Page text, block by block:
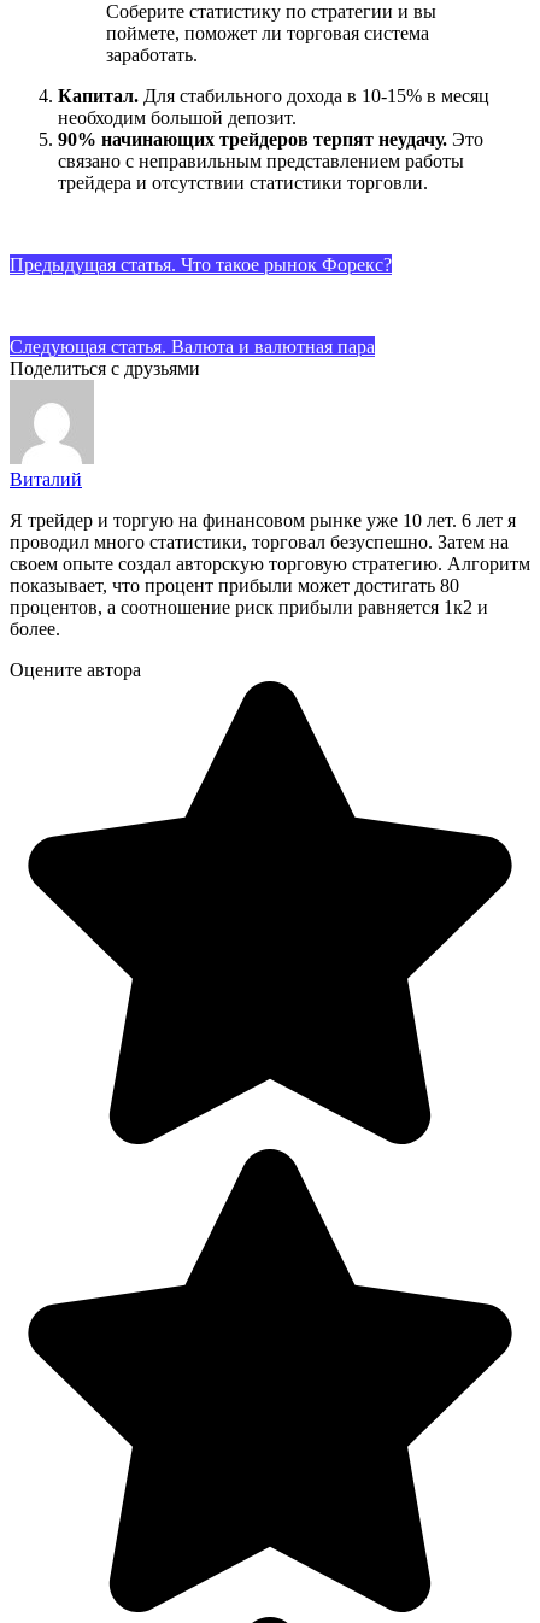
Соберите статистику по стратегии и вы
поймете, поможет ли торговая система
заработать.
Капитал. Для стабильного дохода в 10-15% в месяц
необходим большой депозит.
90% начинающих трейдеров терпят неудачу. Это
связано с неправильным представлением работы
трейдера и отсутствии статистики торговли.
Предыдущая статья. Что такое рынок Форекс?
Следующая статья. Валюта и валютная пара
Поделиться с друзьями
Виталий
Я трейдер и торгую на финансовом рынке уже 10 лет. 6 лет я
проводил много статистики, торговал безуспешно. Затем на
своем опыте создал авторскую торговую стратегию. Алгоритм
показывает, что процент прибыли может достигать 80
процентов, а соотношение риск прибыли равняется 1к2 и
более.
Оцените автора